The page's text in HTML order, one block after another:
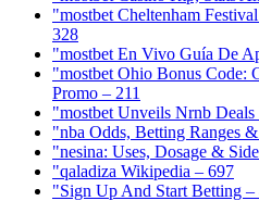
"mostbet Cheltenham
328
"mostbet En Vivo Guía De
"mostbet Ohio Bonus Code:
Promo – 211
"mostbet Unveils Nrnb
"nba Odds, Betting Ranges
"nesina: Uses, Dosage &
"qaladiza Wikipedia – 697
"Sign Up And Start Betting –